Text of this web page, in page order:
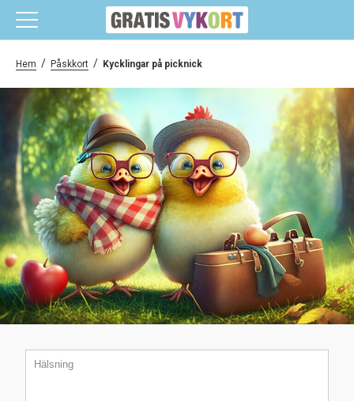
Hem / Påskkort / Kycklingar på picknick